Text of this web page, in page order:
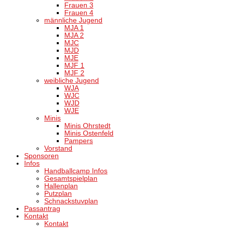
Frauen 3
Frauen 4
männliche Jugend
MJA 1
MJA 2
MJC
MJD
MJE
MJF 1
MJF 2
weibliche Jugend
WJA
WJC
WJD
WJE
Minis
Minis Ohrstedt
Minis Ostenfeld
Pampers
Vorstand
Sponsoren
Infos
Handballcamp Infos
Gesamtspielplan
Hallenplan
Putzplan
Schnackstuvplan
Passantrag
Kontakt
Kontakt